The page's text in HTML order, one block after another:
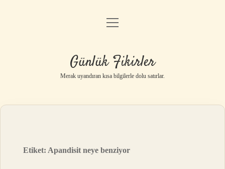
Anasayfa
Yasal Uyarı
menüyü
Günlük Fikirler
Merak uyandıran kısa bilgilerle dolu satırlar.
Etiket: Apandisit neye benziyor